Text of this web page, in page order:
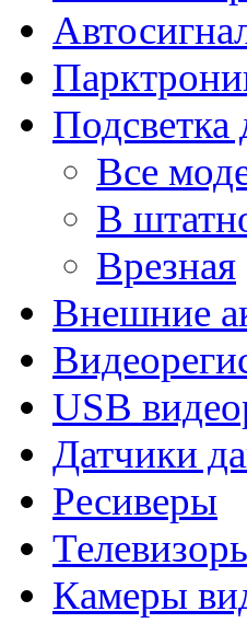
Подсветка
Все
В
Врезная
Внешние
USB
Датчики
Ресиверы
Камеры